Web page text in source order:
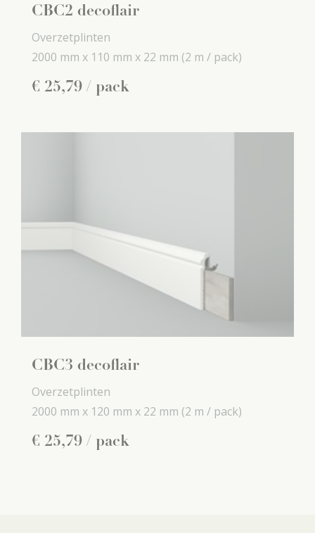
CBC2 decoflair
Overzetplinten
2000 mm x 110 mm x 22 mm (2 m / pack)
€ 25,79 / pack
CBC3 decoflair
Overzetplinten
2000 mm x 120 mm x 22 mm (2 m / pack)
€ 25,79 / pack